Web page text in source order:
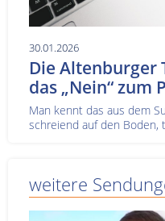
30.01.2026
Die Altenburger
das „Nein“ zum
Man kennt das aus dem
schreiend auf den Boden,
weitere